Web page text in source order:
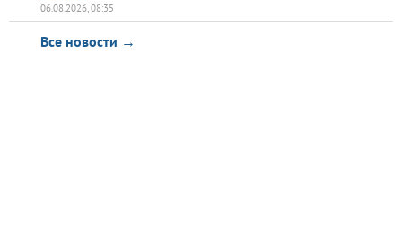
06.08.2026, 08:35
Все новости →